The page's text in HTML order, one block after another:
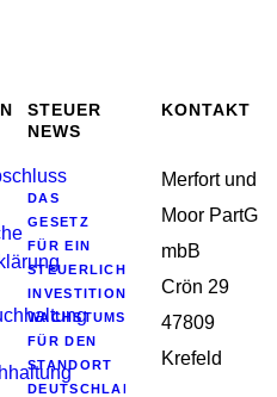
STEUER
NEWS
DAS
GESETZ
FÜR EIN
STEUERLICHES
WACHSTUMSIMPULSE
FÜR DEN
STANDORT
DEUTSCHLAND
KONTAKT
Merfort und
Moor PartG
mbB
Crön 29
47809
Krefeld